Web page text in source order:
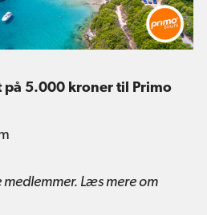
5.000 kroner til Primo
Læs mere om